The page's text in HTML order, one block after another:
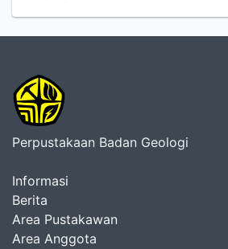
Perpustakaan Badan Geologi
Informasi
Berita
Area Pustakawan
Area Anggota